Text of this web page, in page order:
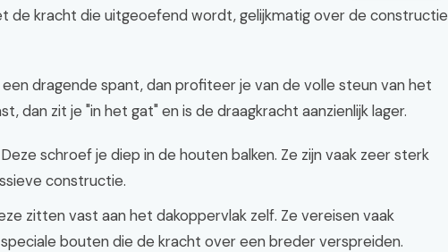
de kracht die uitgeoefend wordt, gelijkmatig over de constructie
dragende spant, dan profiteer je van de volle steun van het
dan zit je "in het gat" en is de draagkracht aanzienlijk lager.
Deze schroef je diep in de houten balken. Ze zijn vaak zeer sterk
constructie.
zitten vast aan het dakoppervlak zelf. Ze vereisen vaak
bouten die de kracht over een breder verspreiden.